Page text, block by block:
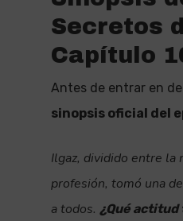
Secretos
Capítulo
Antes de entrar en
sinopsis oficial del
Ilgaz, dividido entre la
profesión, tomó una
a todos. ¿Qué